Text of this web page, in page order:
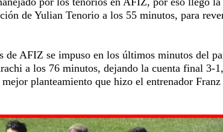
de Yulian Tenorio a los 55 minutos, para
de AFIZ se impuso en los últimos minutos del
a los 76 minutos, dejando la cuenta final 3-
planteamiento que hizo el entrenador Franz